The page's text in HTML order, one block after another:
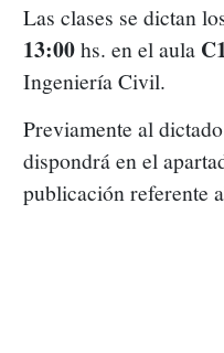
Descargas
Reglamento
Enlaces Útiles
Las clases se dictan
13:00hs. en el aula
Ingeniería Civil.
Previamente al
dispondrá en el
publicación referente